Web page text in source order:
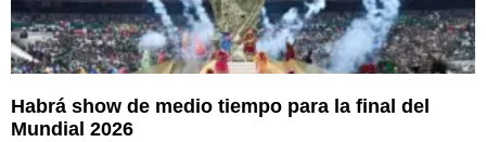
Habrá show de medio tiempo para la final del
Mundial 2026